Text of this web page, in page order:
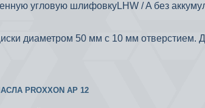
угловую шлифовкуLHW / A без
диаметром 50 мм с 10 мм отверстием.
PROXXON АР 12